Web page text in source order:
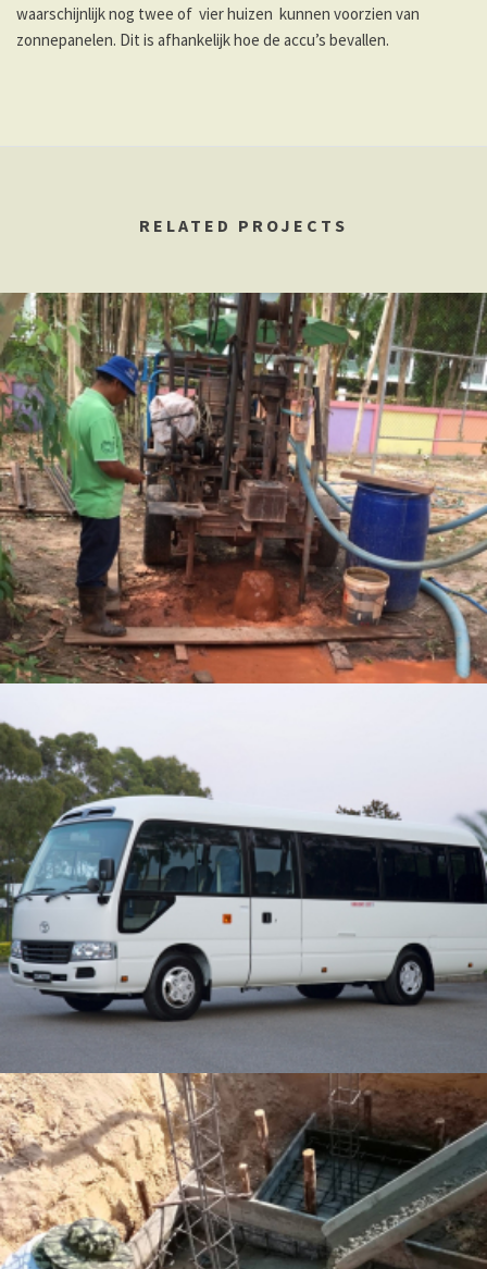
waarschijnlijk nog twee of vier huizen kunnen voorzien van
zonnepanelen. Dit is afhankelijk hoe de accu’s bevallen.
RELATED PROJECTS